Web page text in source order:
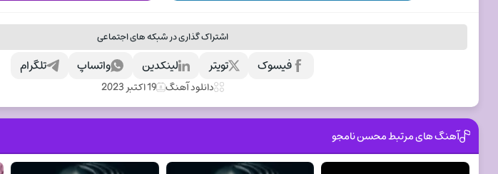
اشتراک گذاری در شبکه های اجتماعی
تلگرام واتساپ لینکدین تویتر فیسوک
دانلود آهنگ 19 اکتبر 2023
آهنگ های مرتبط محسن نامجو